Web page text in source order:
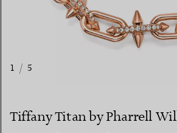
1 / 5
Tiffany Titan by Pharrell